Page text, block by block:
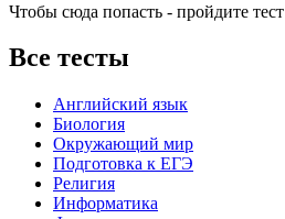
Чтобы сюда попасть - пройдите тест
Все тесты
Английский язык
Биология
Окружающий мир
Подготовка к ЕГЭ
Религия
Информатика